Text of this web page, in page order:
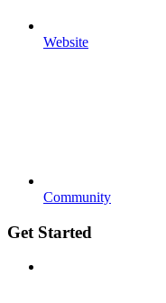
Website
Community
Get Started